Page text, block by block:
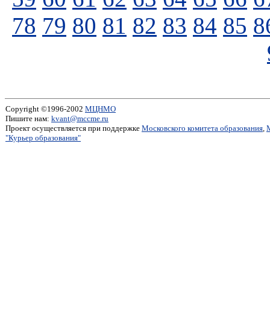
78 79 80 81 82 83 84 85
Copyright ©1996-2002 МЦНМО
Пишите нам: kvant@mccme.ru
Проект осуществляется при поддержке Московского комитета образования,
"Курьер образования"